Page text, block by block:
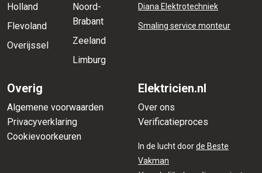
Holland
Flevoland
Overijssel
Noord-
Brabant
Zeeland
Limburg
Diana Elektrotechniek
Smaling service monteur
Overig
Algemene voorwaarden
Privacyverklaring
Cookievoorkeuren
Elektricien.nl
Over ons
Verificatieproces
In de lucht doorde Beste
Vakman